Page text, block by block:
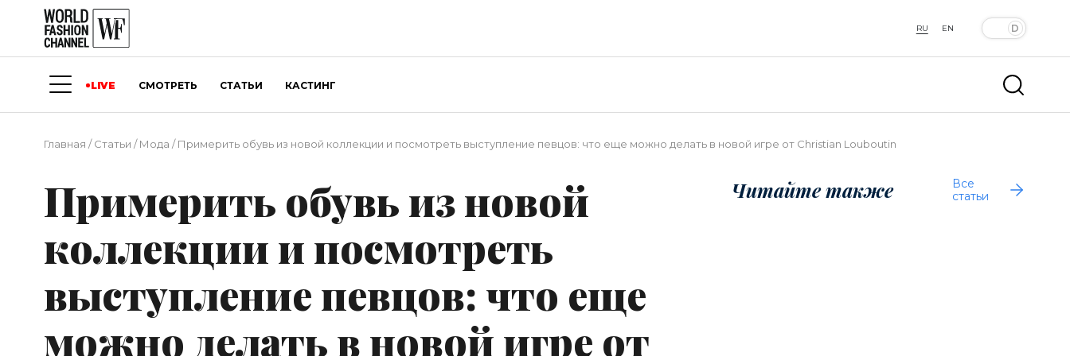
RU EN
LIVE СМОТРЕТЬ СТАТЬИ КАСТИНГ
Главная /Статьи /Мода /Примерить обувь из новой коллекции и посмотреть выступление певцов: что еще можно делать в новой игре от Christian Louboutin
Примерить обувь из новой
коллекции и посмотреть
выступление певцов: что еще
можно делать в новой игре от
Читайте также
Все
статьи